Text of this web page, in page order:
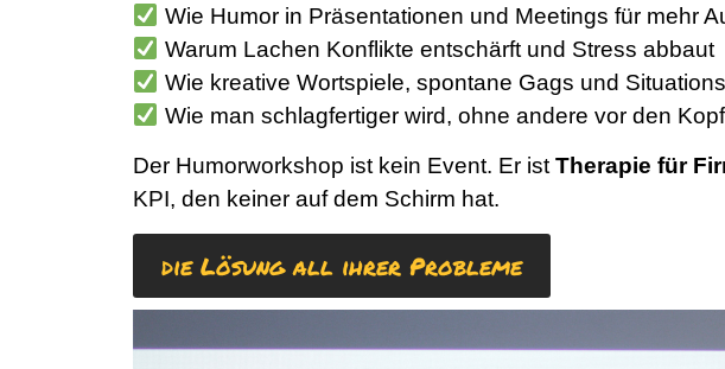
Wie Humor in Präsentationen und Meetings für mehr
Warum Lachen Konflikte entschärft und Stress abbaut
Wie kreative Wortspiele, spontane Gags und
Wie man schlagfertiger wird, ohne andere vor den
Der Humorworkshop ist kein Event. Er istTherapie für
KPI, den keiner auf dem Schirm hat.
die Lösung all ihrer Probleme